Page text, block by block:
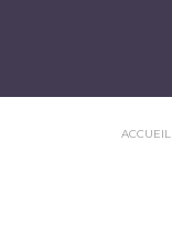
ACCUEIL